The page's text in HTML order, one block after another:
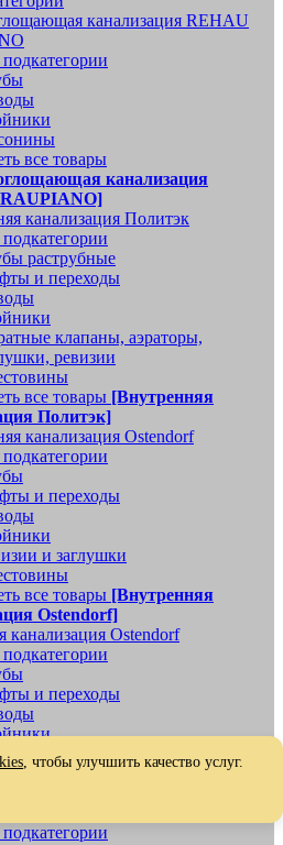
канализация REHAU
все товары
канализация
канализация Политэк
раструбные
и переходы
клапаны, аэраторы,
ревизии
все товары [Внутренняя
Политэк]
канализация Ostendorf
и переходы
и заглушки
все товары [Внутренняя
Ostendorf]
канализация Ostendorf
и переходы
заглушки, обратные клапаны
все товары[Наружная
, чтобы улучшить качество услуг.